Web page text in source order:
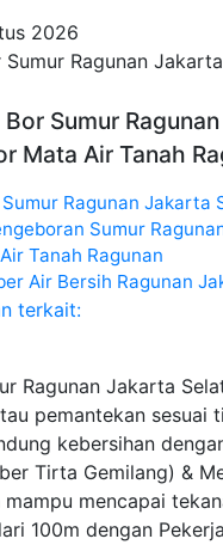
2026
Sumur Ragunan
Sumur
Mata Air Tanah
Ragunan Jakarta
Sumur
Tanah Ragunan
Air Bersih Ragunan
terkait:
Ragunan Jakarta
pemantekan sesuai
kebersihan
Tirta Gemilang) &
mencapai
100m dengan